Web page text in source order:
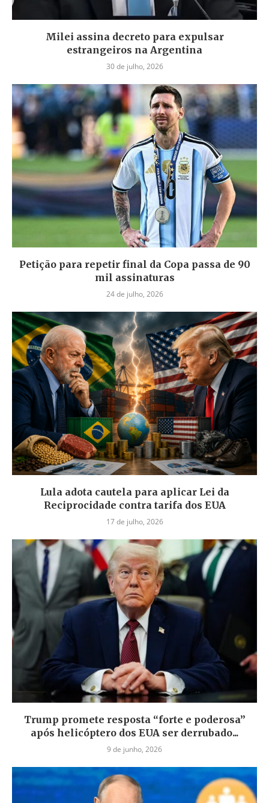
Milei assina decreto para expulsar
estrangeiros na Argentina
30 de julho, 2026
Petição para repetir final da Copa passa de 90
mil assinaturas
24 de julho, 2026
Lula adota cautela para aplicar Lei da
Reciprocidade contra tarifa dos EUA
17 de julho, 2026
Trump promete resposta “forte e poderosa”
após helicóptero dos EUA ser derrubado...
9 de junho, 2026